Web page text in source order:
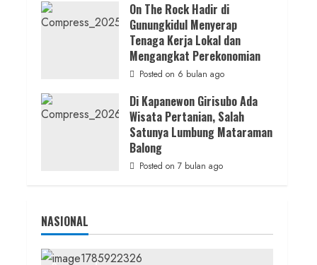
On The Rock Hadir di
Gunungkidul Menyerap
Tenaga Kerja Lokal dan
Mengangkat Perekonomian
Posted on 6 bulan ago
Di Kapanewon Girisubo Ada
Wisata Pertanian, Salah
Satunya Lumbung Mataraman
Balong
Posted on 7 bulan ago
NASIONAL